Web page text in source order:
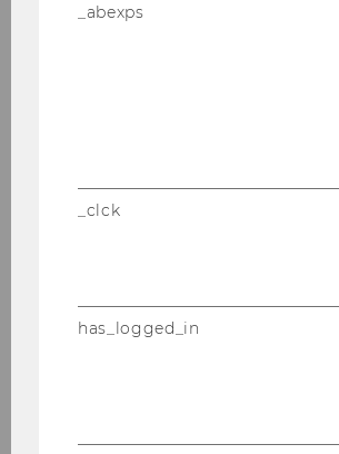
+43 1 31336 -
_abexps
_clck
has_logged_in